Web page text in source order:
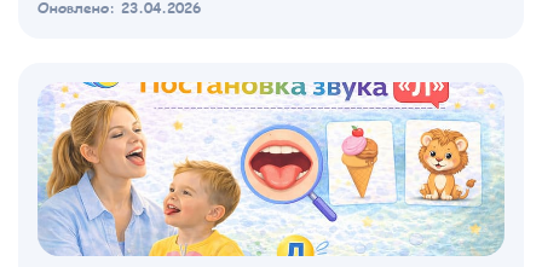
Оновлено: 23.04.2026